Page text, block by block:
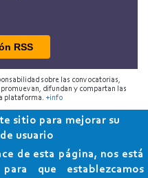
RSS
sobre las convocatorias,
difundan y compartan las
plataforma. +info
Saludable de la
Salud
sitio para mejorar su
usuario
de esta página, nos está
que establezcamos